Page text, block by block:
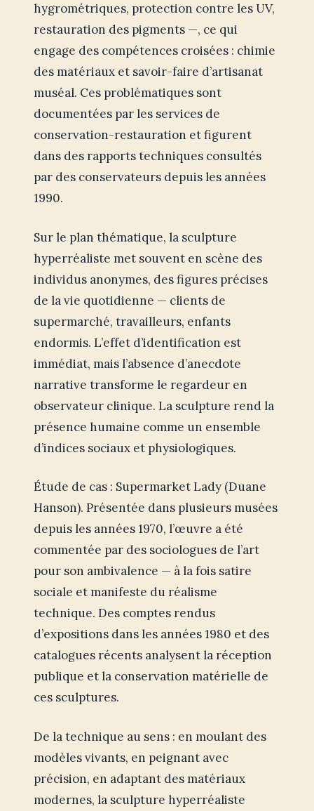
hygrométriques, protection contre les UV,
restauration des pigments —, ce qui
engage des compétences croisées : chimie
des matériaux et savoir-faire d’artisanat
muséal. Ces problématiques sont
documentées par les services de
conservation-restauration et figurent
dans des rapports techniques consultés
par des conservateurs depuis les années
1990.
Sur le plan thématique, la sculpture
hyperréaliste met souvent en scène des
individus anonymes, des figures précises
de la vie quotidienne — clients de
supermarché, travailleurs, enfants
endormis. L’effet d’identification est
immédiat, mais l’absence d’anecdote
narrative transforme le regardeur en
observateur clinique. La sculpture rend la
présence humaine comme un ensemble
d’indices sociaux et physiologiques.
Étude de cas : Supermarket Lady (Duane
Hanson). Présentée dans plusieurs musées
depuis les années 1970, l’œuvre a été
commentée par des sociologues de l’art
pour son ambivalence — à la fois satire
sociale et manifeste du réalisme
technique. Des comptes rendus
d’expositions dans les années 1980 et des
catalogues récents analysent la réception
publique et la conservation matérielle de
ces sculptures.
De la technique au sens : en moulant des
modèles vivants, en peignant avec
précision, en adaptant des matériaux
modernes, la sculpture hyperréaliste